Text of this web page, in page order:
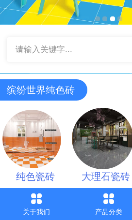
请输入关键字...
缤纷世界纯色砖
纯色瓷砖 大理石瓷砖
关于我们 产品分类